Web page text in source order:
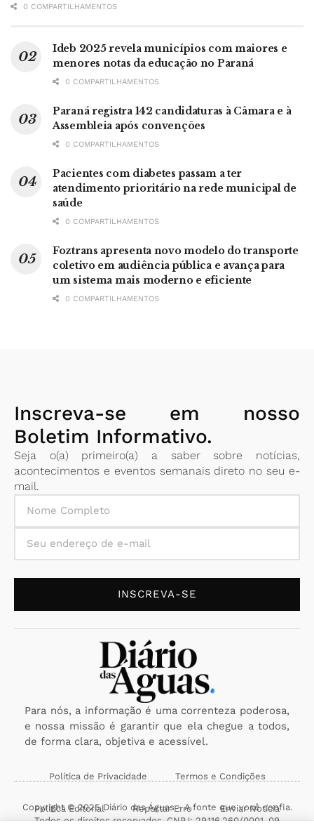
0 COMPARTILHAMENTOS
Ideb 2025 revela municípios com maiores e
menores notas da educação no Paraná
0 COMPARTILHAMENTOS
Paraná registra 142 candidaturas à Câmara e à
Assembleia após convenções
0 COMPARTILHAMENTOS
Pacientes com diabetes passam a ter
atendimento prioritário na rede municipal de
saúde
0 COMPARTILHAMENTOS
Foztrans apresenta novo modelo do transporte
coletivo em audiência pública e avança para
um sistema mais moderno e eficiente
0 COMPARTILHAMENTOS
Inscreva-se em nosso
Boletim Informativo.
Seja o(a) primeiro(a) a saber sobre notícias,
acontecimentos e eventos semanais direto no seu e-
mail.
INSCREVA-SE
Para nós, a informação é uma correnteza poderosa,
e nossa missão é garantir que ela chegue a todos,
de forma clara, objetiva e acessível.
Política de Privacidade Termos e Condições
Política Editorial Reportar Erro Enviar Notícia
Copyright © 2025 Diário das Águas - A fonte que você confia.
Todos os direitos reservados. CNPJ: 29.116.260/0001-09